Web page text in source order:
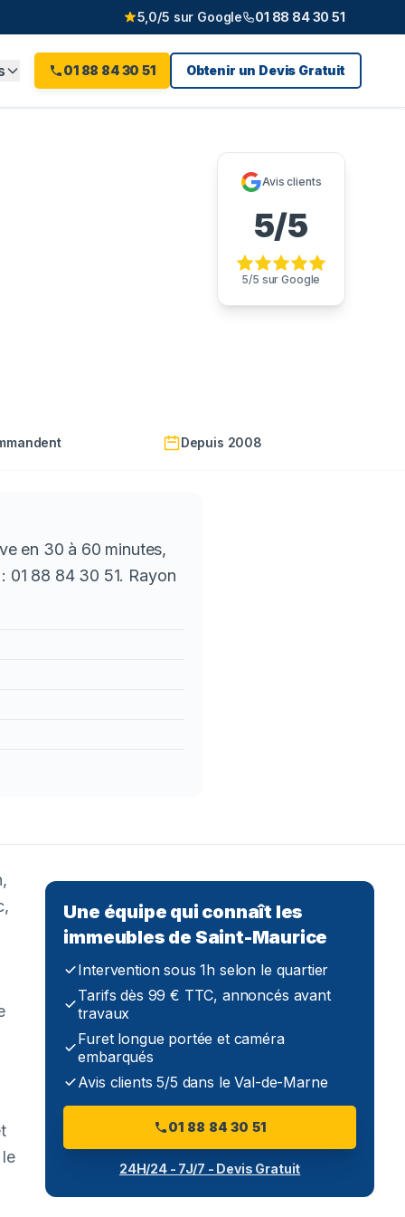
5,0/5 sur Google 01 88 84 30 51
01 88 84 30 51 Obtenir un Devis Gratuit
Avis clients
5/5
5/5 sur Google
Depuis 2008
en 30 à 60 minutes,
01 88 84 30 51. Rayon
Une équipe qui connaît les
immeubles de Saint-Maurice
Intervention sous 1h selon le quartier
Tarifs dès 99 € TTC, annoncés avant
travaux
Furet longue portée et caméra
embarqués
Avis clients 5/5 dans le Val-de-Marne
01 88 84 30 51
24H/24 - 7J/7 - Devis Gratuit